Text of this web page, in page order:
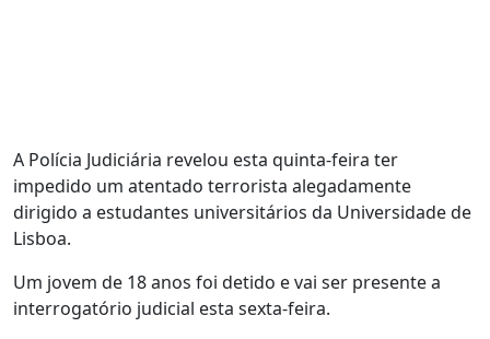
A Polícia Judiciária revelou esta quinta-feira ter
impedido um atentado terrorista alegadamente
dirigido a estudantes universitários da Universidade de
Lisboa.
Um jovem de 18 anos foi detido e vai ser presente a
interrogatório judicial esta sexta-feira.